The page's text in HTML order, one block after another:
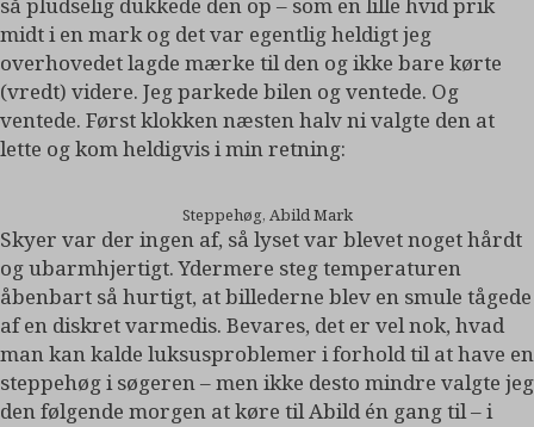
midt i en mark og det var egentlig heldigt jeg
overhovedet lagde mærke til den og ikke bare kørte
(vredt) videre. Jeg parkede bilen og ventede. Og
ventede. Først klokken næsten halv ni valgte den at
lette og kom heldigvis i min retning:
Steppehøg, Abild Mark
Skyer var der ingen af, så lyset var blevet noget hårdt
og ubarmhjertigt. Ydermere steg temperaturen
åbenbart så hurtigt, at billederne blev en smule tågede
af en diskret varmedis. Bevares, det er vel nok, hvad
man kan kalde luksusproblemer i forhold til at have en
steppehøg i søgeren – men ikke desto mindre valgte jeg
den følgende morgen at køre til Abild én gang til – i